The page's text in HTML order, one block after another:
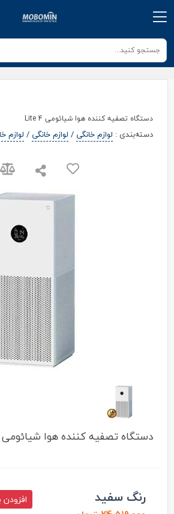
دستگاه تصفیه کننده هوا شیائومی 4 Lite
دسته‌بندی : لوازم خانگی / لوازم خانگی / لوازم
دستگاه تصفیه کننده هوا شیائومی 4 Lite
رنگ سفید